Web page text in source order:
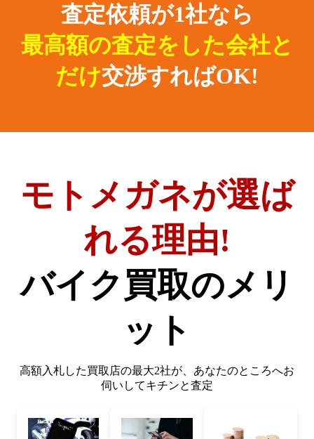
査定依頼が1社なら
最高額の査定をした会社と
だけ交渉すればOK!
モトメガネが選ば
れる理由!
バイク買取のメリ
ット
高額入札した買取店の最大2社が、 あなたのところへお
伺いしてキチンと査定